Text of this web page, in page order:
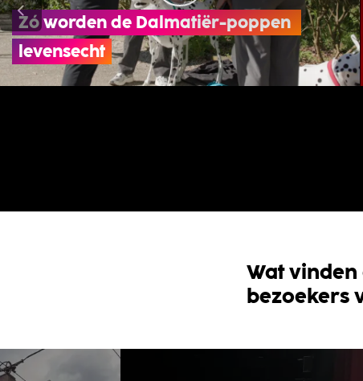
Zó worden de Dalmatiër-poppen
levensecht
Wat
bezoekers